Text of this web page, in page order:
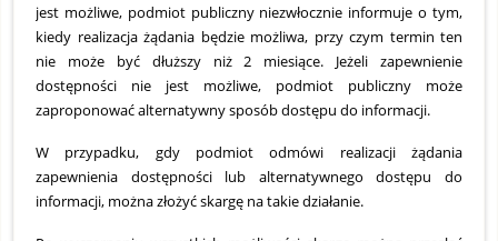
jest możliwe, podmiot publiczny niezwłocznie informuje o tym,
kiedy realizacja żądania będzie możliwa, przy czym termin ten
nie może być dłuższy niż 2 miesiące. Jeżeli zapewnienie
dostępności nie jest możliwe, podmiot publiczny może
zaproponować alternatywny sposób dostępu do informacji.
W przypadku, gdy podmiot odmówi realizacji żądania
zapewnienia dostępności lub alternatywnego dostępu do
informacji, można złożyć skargę na takie działanie.